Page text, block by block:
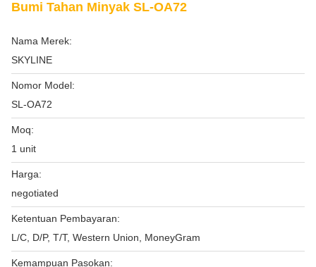
Bumi Tahan Minyak SL-OA72
Nama Merek:
SKYLINE
Nomor Model:
SL-OA72
Moq:
1 unit
Harga:
negotiated
Ketentuan Pembayaran:
L/C, D/P, T/T, Western Union, MoneyGram
Kemampuan Pasokan: